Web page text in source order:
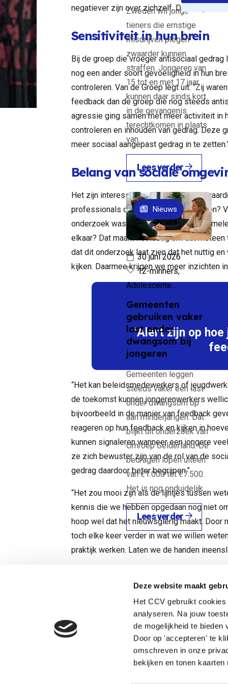
Deze website maakt
Het CCV gebruikt
analyseren. Na jouw
de mogelijkheid te bieden
Door op 'accepteren' te
omschreven in onze
bekijken en tonen kaarten
en
een
de
negatiever zijn over zichzelf. Dat zie je ook
Sensitiviteit in hun brein
Bij de groep die vroeger antisociaal
nog een ander soort gevoeligheid in hun
controleren. Van de Groep legt uit: “Zij
feedback dan de groep die nog steeds
agressie ging samen met meer activiteit in
controleren en inhouden van gedrag. Deze
meer sociaal aangepast gedrag in te
Belang van sociale
Het zijn interessante bevindingen die
professionals deze informatie gebruiken?
onderzoek was gericht op kennis
elkaar? Dat maakt het lastig om dat
dat dit onderzoek laat zien dat het nuttig
kijken. Daarmee krijgen we meer inzichten
“Alert zijn op
“Het kan beleidsmedewerkers of
de toekomst kunnen jongerenwerkers
bijvoorbeeld in de manier van feedback
reageren op hun feedback en kijken in
kunnen signaleren wanneer een jongere
ze zich bewuster zijn van de rol van de
gedrag daardoor beter begrijpen.”
“Het zou mooi zijn als de lijntjes tussen
kennis die we hebben opgedaan nog niet
hoop wel dat het nieuwsgierig maakt.
toch elke keer verder in wat we willen
praktijk werken. Laten we de handen
Zweden wil jonge
tieners die ernstige
misdrijven plegen
zwaarder kunnen
straffen. Jongeren van
15 tot en met 17 jaar
kunnen daar sinds kort
in de gevangenis
terechtkomen in plaats
van…
Lees verder
Gemeenten
gebruiken vaker
last onder
dwangsom bij
jongeren
Gemeenten leggen
steeds vaker een last
onder dwangsom op
aan minderjarigen. Dat
blijkt uit onderzoek van
Omroep Gelderland. De
bedragen lopen uiteen
van €1.000 tot €7.500.
Het is nog onduidelijk…
30 juni 2026
12-minners,
Adolescente...
Lees verder
Nieuws
Heb je een vraag? Neem direct contact op met Nicole.
Nicole Langeveld
Adviseur jeugdcriminaliteit, Veiligheid en